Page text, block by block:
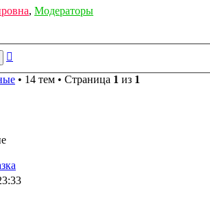
, Модераторы
• 14 тем • Страница 1 из 1